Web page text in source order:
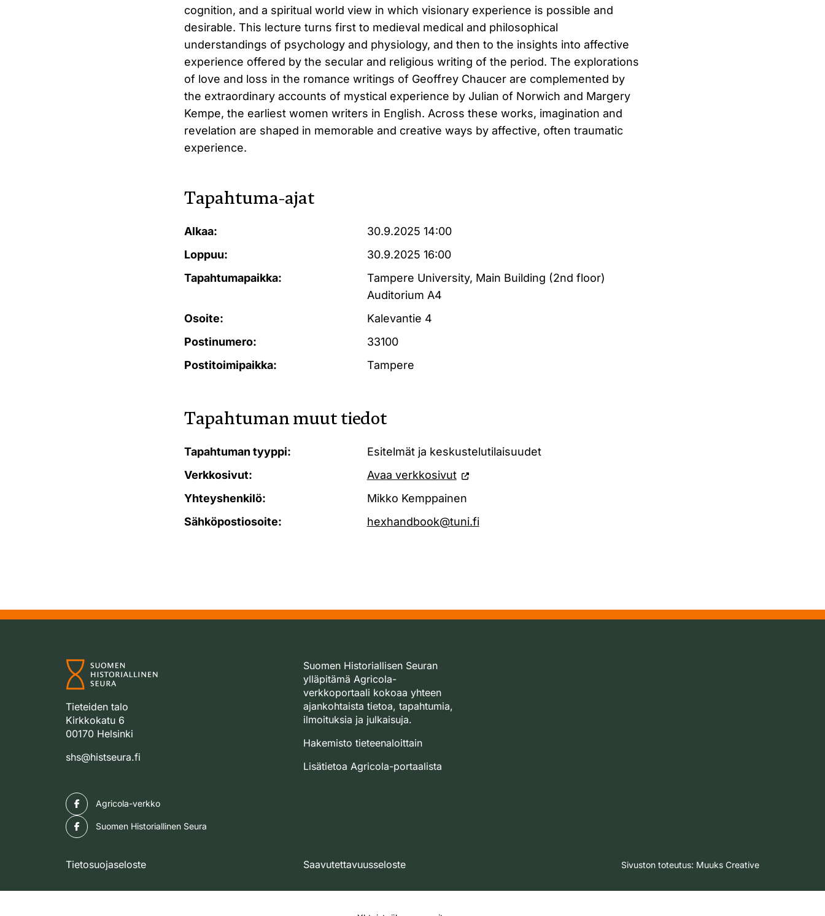
cognition, and a spiritual world view in which visionary experience is possible and
desirable. This lecture turns first to medieval medical and philosophical
understandings of psychology and physiology, and then to the insights into affective
experience offered by the secular and religious writing of the period. The explorations
of love and loss in the romance writings of Geoffrey Chaucer are complemented by
the extraordinary accounts of mystical experience by Julian of Norwich and Margery
Kempe, the earliest women writers in English. Across these works, imagination and
revelation are shaped in memorable and creative ways by affective, often traumatic
experience.
Tapahtuma-ajat
Alkaa:
30.9.2025 14:00
Loppuu:
30.9.2025 16:00
Tapahtumapaikka:
Tampere University, Main Building (2nd floor)
Auditorium A4
Osoite:
Kalevantie 4
Postinumero:
33100
Postitoimipaikka:
Tampere
Tapahtuman muut tiedot
Tapahtuman tyyppi:
Esitelmät ja keskustelutilaisuudet
Verkkosivut:
Avaa verkkosivut
Yhteyshenkilö:
Mikko Kemppainen
Sähköpostiosoite:
hexhandbook@tuni.fi
Tieteiden talo
Kirkkokatu 6
00170 Helsinki
shs@histseura.fi
Suomen Historiallisen Seuran
ylläpitämä Agricola-
verkkoportaali kokoaa yhteen
ajankohtaista tietoa, tapahtumia,
ilmoituksia ja julkaisuja.
Hakemisto tieteenaloittain
Lisätietoa Agricola-portaalista
Agricola-verkko
Suomen Historiallinen Seura
Tietosuojaseloste Saavutettavuusseloste Sivuston toteutus: Muuks Creative